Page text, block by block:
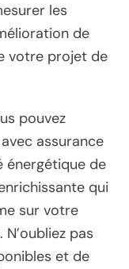
les
de
votre projet de
pouvez
assurance
énergétique de
qui
sur votre
pas
et de